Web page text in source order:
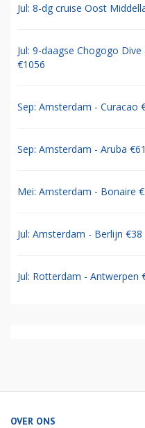
Jul: 8-dg cruise Oost
Jul: 9-daagse Chogogo
€1056
Sep: Amsterdam - Curacao
Sep: Amsterdam - Aruba
Mei: Amsterdam - Bonaire
Jul: Amsterdam - Berlijn €38
Jul: Rotterdam - Antwerpen
OVER ONS